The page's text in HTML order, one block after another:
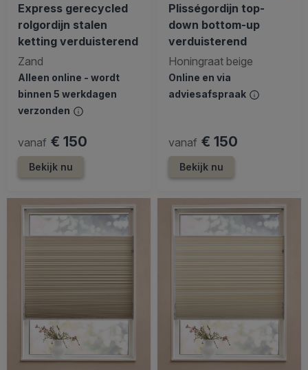
Express gerecycled
rolgordijn stalen
ketting verduisterend
Zand
Alleen online - wordt
binnen 5 werkdagen
verzonden
vanaf € 150
Bekijk nu
Plisségordijn top-
down bottom-up
verduisterend
Honingraat beige
Online en via
adviesafspraak
vanaf € 150
Bekijk nu